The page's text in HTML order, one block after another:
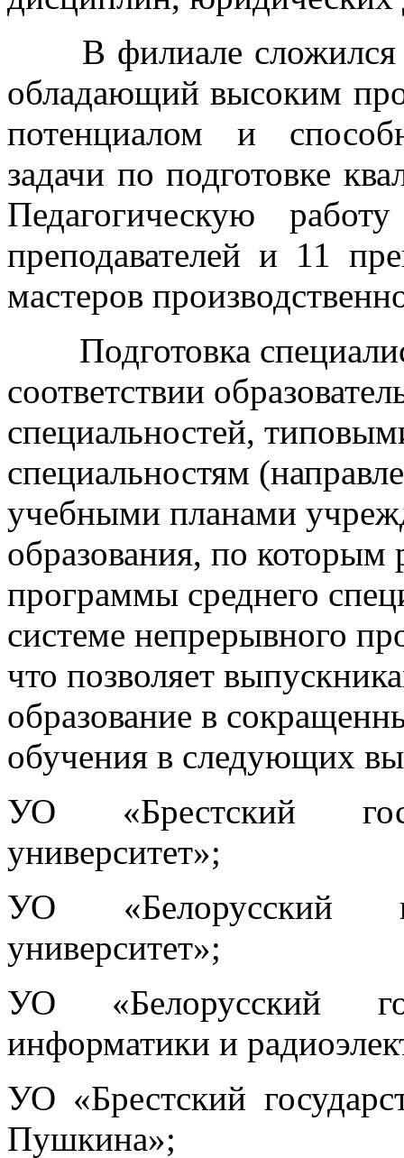
В филиале
обладающий высоким
потенциалом и
задачи по подготовке
Педагогическую
преподавателей и 11
мастеров
Подготовка
соответствии
специальностей,
специальностям
учебными планами
образования, по которым
программы среднего
системе непрерывного
что позволяет
образование в
обучения в следующих
УО «Брестский
университет»;
УО «Белорусский
университет»;
УО «Белорусский
информатики и
УО «Брестский
Пушкина»;